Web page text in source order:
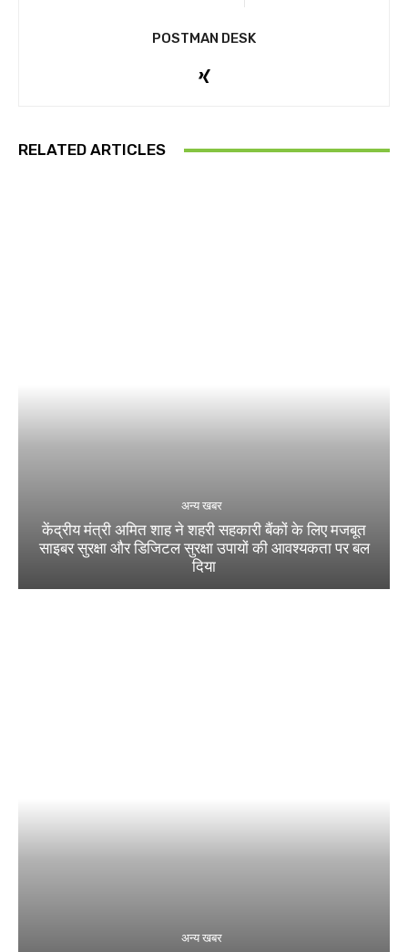
POSTMAN DESK
RELATED ARTICLES
अन्य खबर
केंद्रीय मंत्री अमित शाह ने शहरी सहकारी बैंकों के लिए मजबूत
साइबर सुरक्षा और डिजिटल सुरक्षा उपायों की आवश्यकता पर बल
दिया
अन्य खबर